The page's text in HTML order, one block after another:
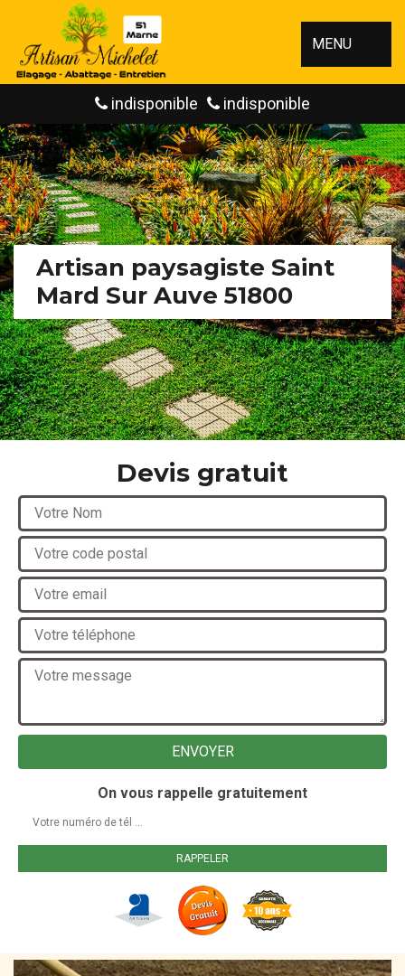
MENU
indisponible indisponible
Artisan paysagiste Saint
Mard Sur Auve 51800
Devis gratuit
On vous rappelle gratuitement